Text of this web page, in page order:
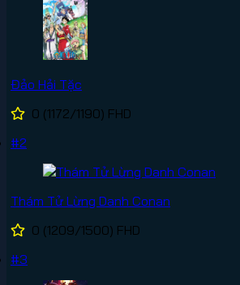
Đảo Hải Tặc
0 (1172/1190) FHD
#2
Thám Tử Lừng Danh Conan
0 (1209/1500) FHD
#3